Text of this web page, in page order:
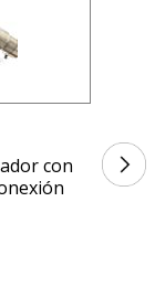
con
db